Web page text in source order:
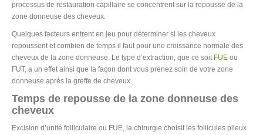
processus de restauration capillaire se concentrent sur la repousse de la
zone donneuse des cheveux.
Quelques facteurs entrent en jeu pour déterminer si les cheveux
repoussent et combien de temps il faut pour une croissance normale des
cheveux de la zone donneuse. Le type d’extraction, que ce soit FUE ou
FUT, a un effet ainsi que la façon dont vous prenez soin de votre zone
donneuse après la greffe de cheveux.
Temps de repousse de la zone donneuse des
cheveux
Excision d’unité folliculaire ou FUE, la chirurgie choisit les follicules pileux